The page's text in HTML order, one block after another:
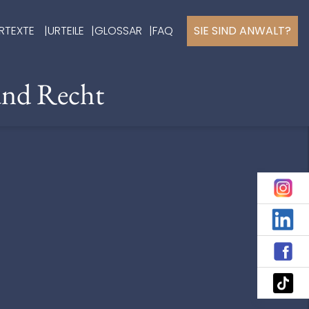
URTEILE GLOSSAR FAQ SIE SIND ANWALT?
Recht